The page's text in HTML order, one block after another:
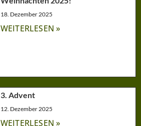
18. Dezember 2025
WEITERLESEN »
3. Advent
12. Dezember 2025
WEITERLESEN »